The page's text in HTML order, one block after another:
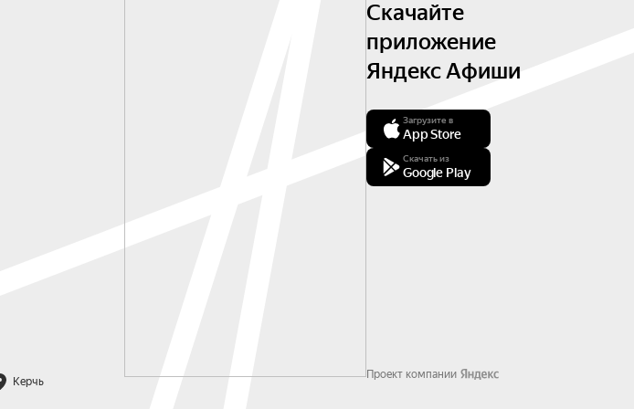
Керчь
Скачайте
приложение
Яндекс Афиши
Загрузите в
App Store
Скачать из
Google Play
Проект компании